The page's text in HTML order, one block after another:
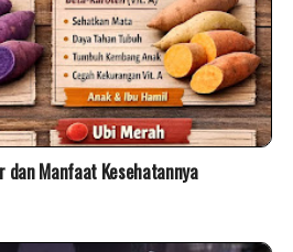
dan Manfaat Kesehatannya